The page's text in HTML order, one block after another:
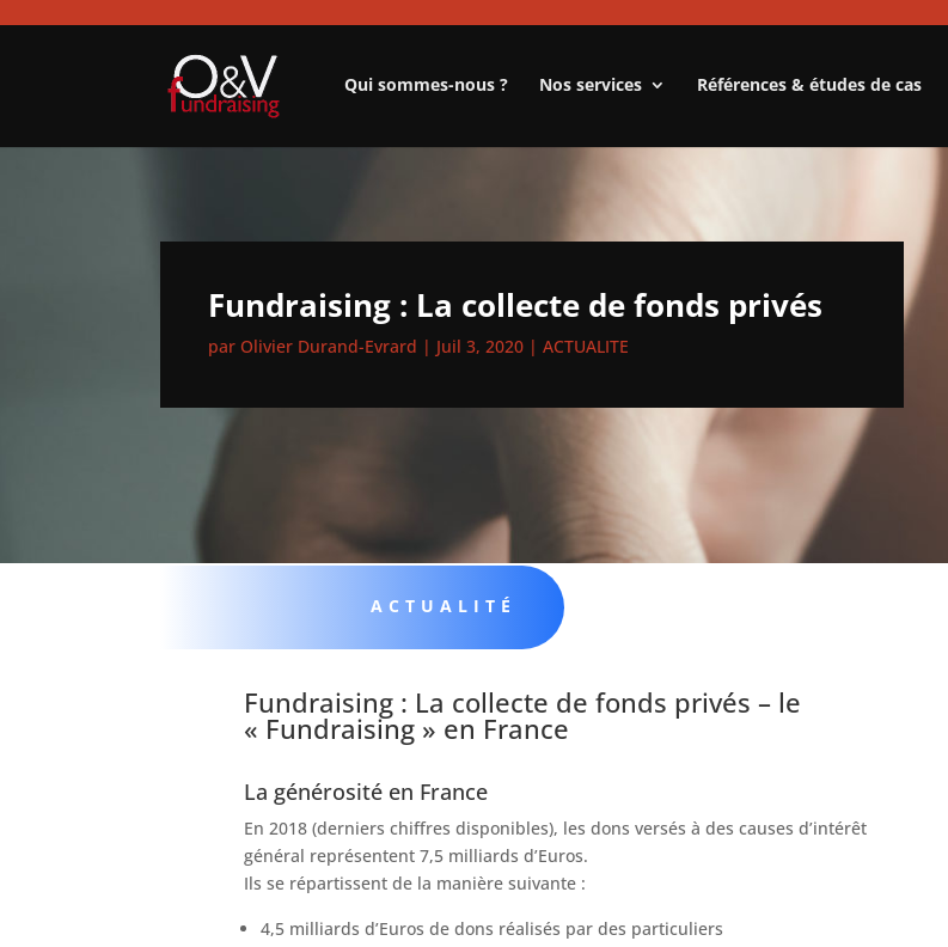
Qui sommes-nous ? Nos services Références & études de cas
Fundraising : La collecte de fonds privés
par Olivier Durand-Evrard | Juil 3, 2020 |ACTUALITE
ACTUALITÉ
Fundraising : La collecte de fonds privés – le
« Fundraising » en France
La générosité en France
En 2018 (derniers chiffres disponibles), les dons versés à des causes d’intérêt
général représentent 7,5 milliards d’Euros.
Ils se répartissent de la manière suivante :
4,5 milliards d’Euros de dons réalisés par des particuliers